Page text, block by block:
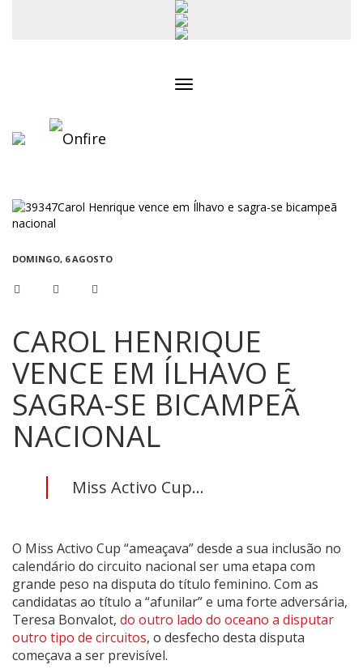
DOMINGO, 6 AGOSTO
CAROL HENRIQUE
VENCE EM ÍLHAVO E
SAGRA-SE BICAMPEÃ
NACIONAL
Miss Activo Cup...
O Miss Activo Cup “ameaçava” desde a sua inclusão no
calendário do circuito nacional ser uma etapa com
grande peso na disputa do título feminino. Com as
candidatas ao título a “afunilar” e uma forte adversária,
Teresa Bonvalot, do outro lado do oceano a disputar
outro tipo de circuitos, o desfecho desta disputa
começava a ser previsível.